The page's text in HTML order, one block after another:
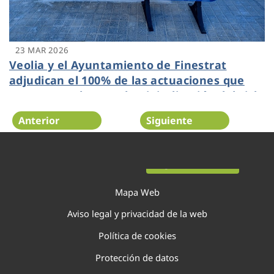
23 MAR 2026
Veolia y el Ayuntamiento de Finestrat
adjudican el 100% de las actuaciones que
componen el Perte de Digitalización del ciclo
del agua
Anterior Siguiente
Mapa Web
Aviso legal y privacidad de la web
Política de cookies
Protección de datos